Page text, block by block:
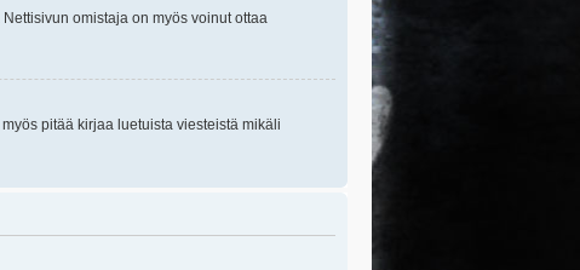
omistaja on myös voinut ottaa
pitää kirjaa luetuista viesteistä mikäli